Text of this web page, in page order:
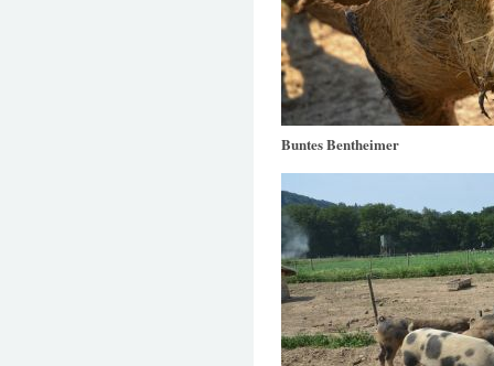
Buntes Bentheimer